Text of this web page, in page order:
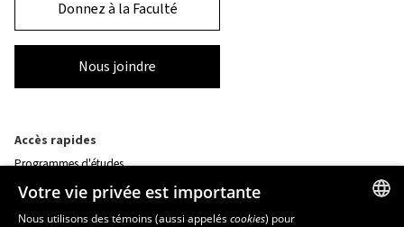
Donnez à la Faculté
Nous joindre
Accès rapides
Programmes d'études
Nos départements et école
Foire aux questions
Votre vie privée est importante
Nous utilisons des témoins (aussi appeléscookies) pour